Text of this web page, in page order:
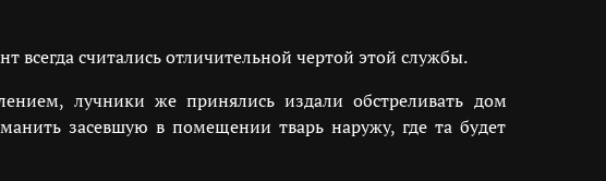
считались отличительной чертой этой службы.
лучники же принялись издали обстреливать дом
засевшую в помещении тварь наружу, где та будет